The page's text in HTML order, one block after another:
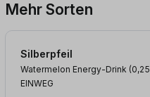
Mehr Sorten
Silberpfeil
Watermelon Energy-Drink (0,25
EINWEG